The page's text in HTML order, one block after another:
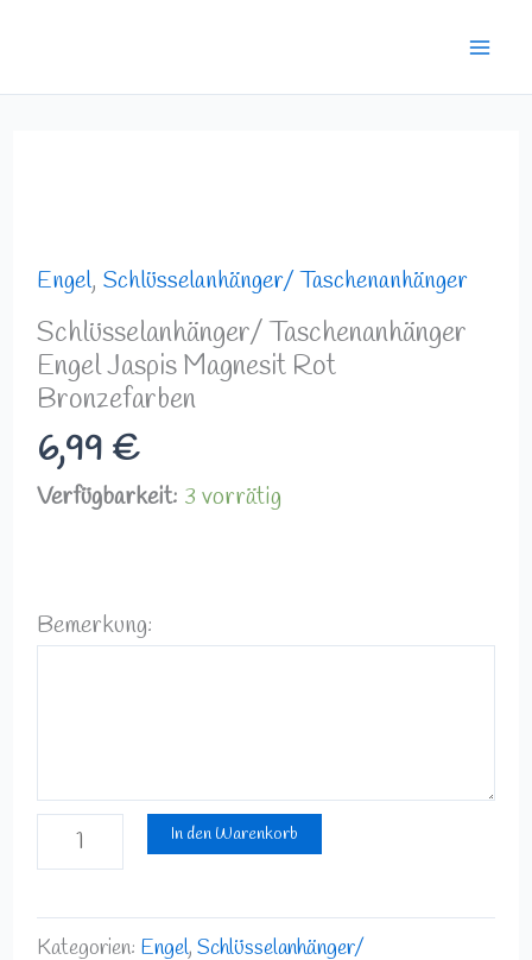
springen
Engel, Schlüsselanhänger/ Taschenanhänger
Schlüsselanhänger/ Taschenanhänger
Engel Jaspis Magnesit Rot
Bronzefarben
6,99 €
Verfügbarkeit: 3 vorrätig
Bemerkung:
Jaspis
Magnesit
Rot
Bronzefarben
Menge
In den Warenkorb
Kategorien: Engel, Schlüsselanhänger/